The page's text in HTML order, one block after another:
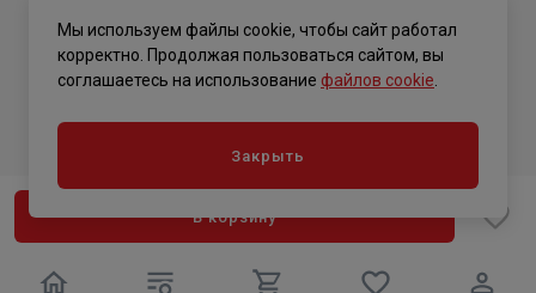
В корзину
Политика конфиденциальности
Мы используем файлы cookie, чтобы сайт работал
корректно. Продолжая пользоваться сайтом, вы
соглашаетесь на использование файлов cookie
Закрыть